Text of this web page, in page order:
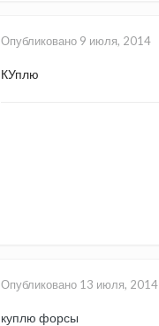
Опубликовано 9 июля, 2014
КУплю
Опубликовано 13 июля, 2014
куплю форсы